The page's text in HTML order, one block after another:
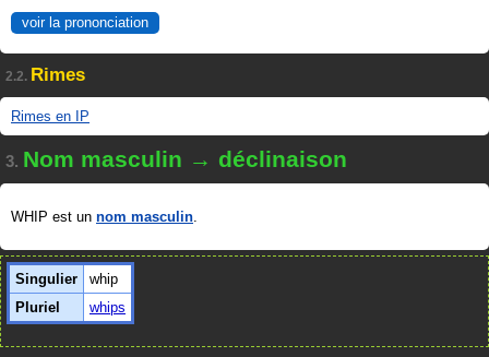
voir la prononciation
2.2. Rimes
Rimes en IP
3. Nom masculin → déclinaison
WHIP est un nom masculin.
Singulier
whip
Pluriel
whips